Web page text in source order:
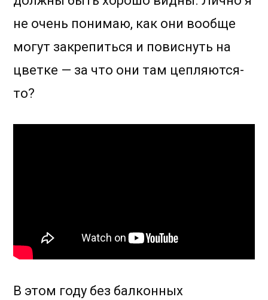
не очень понимаю, как они вообще
могут закрепиться и повиснуть на
цветке — за что они там цепляются-
то?
В этом году без балконных